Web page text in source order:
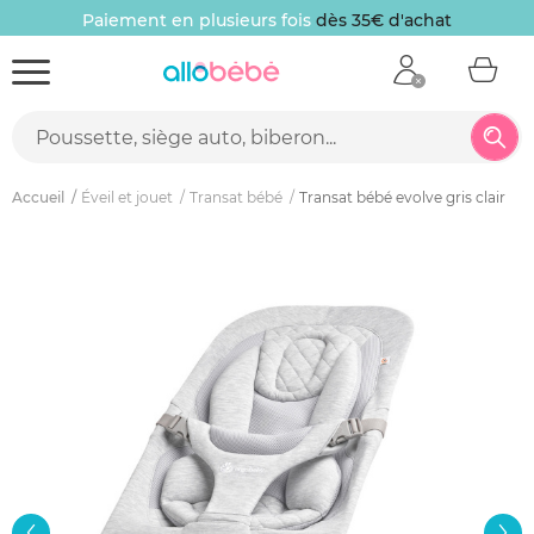
Paiement en plusieurs fois dès 35€ d'achat
Accueil Éveil et jouet Transat bébé Transat bébé evolve gris clair